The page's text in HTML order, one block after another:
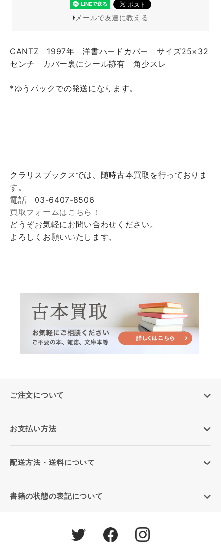
メールで友達に教える
CANTZ 1997年 洋書ハードカバー サイズ25×32
センチ カバー裏にシール跡有 角少スレ
*ゆうパックでの発送になります。
クラリスブックスでは、随時古本買取を行っておりま
す。
電話 03-6407-8506
買取フォームはこちら！
どうぞお気軽にお問い合わせください。
よろしくお願いいたします。
ご注文について
お支払い方法
配送方法・送料について
書籍の状態の表記について